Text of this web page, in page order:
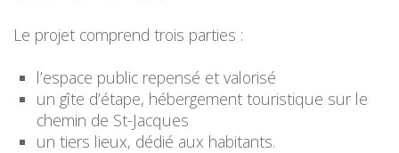
Le projet comprend trois parties :
l’espace public repensé et valorisé
un gîte d’étape, hébergement touristique sur le
chemin de St-Jacques
un tiers lieux, dédié aux habitants.